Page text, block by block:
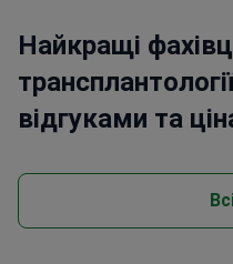
Найкращі
відгуками та